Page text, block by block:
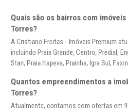
Quais são os bairros com
Torres?
A Cristiano Freitas - Imóveis Premium
incluindo Praia Grande, Centro, Predial,
Stan, Praia Itapeva, Prainha, Igra Sul,
Quantos empreendimentos a
Torres?
Atualmente, contamos com ofertas em